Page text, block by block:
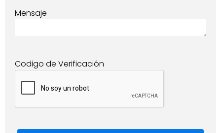
Mensaje
Codigo de Verificación